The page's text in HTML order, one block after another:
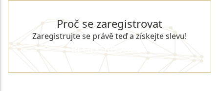
Proč se zaregistrovat
Zaregistrujte se právě teď a získejte slevu!
REGISTROVAT SE